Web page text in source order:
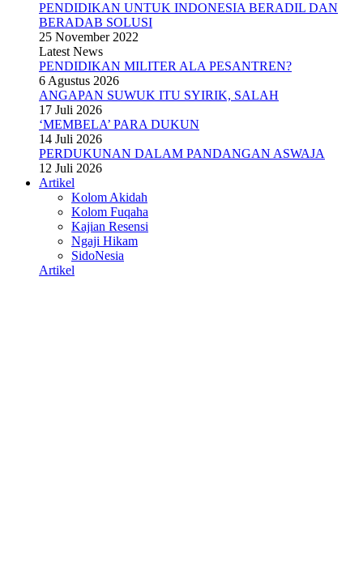
PENDIDIKAN UNTUK INDONESIA BERADIL DAN
BERADAB SOLUSI
25 November 2022
Latest News
PENDIDIKAN MILITER ALA PESANTREN?
6 Agustus 2026
ANGAPAN SUWUK ITU SYIRIK, SALAH
17 Juli 2026
‘MEMBELA’ PARA DUKUN
14 Juli 2026
PERDUKUNAN DALAM PANDANGAN ASWAJA
12 Juli 2026
Artikel
Kolom Akidah
Kolom Fuqaha
Kajian Resensi
Ngaji Hikam
SidoNesia
Artikel